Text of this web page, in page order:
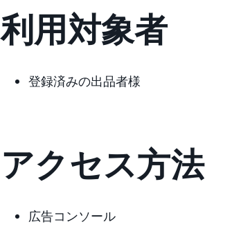
利用対象者
登録済みの出品者様
アクセス方法
広告コンソール